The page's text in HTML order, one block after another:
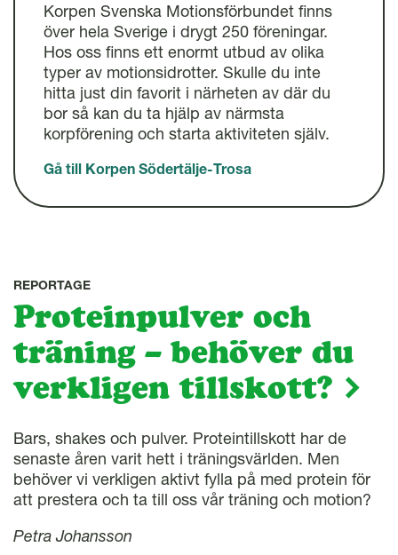
Korpen Svenska Motionsförbundet finns
över hela Sverige i drygt 250 föreningar.
Hos oss finns ett enormt utbud av olika
typer av motionsidrotter. Skulle du inte
hitta just din favorit i närheten av där du
bor så kan du ta hjälp av närmsta
korpförening och starta aktiviteten själv.
Gå till Korpen Södertälje-Trosa
REPORTAGE
Proteinpulver och
träning – behöver du
verkligen tillskott?
Bars, shakes och pulver. Proteintillskott har de
senaste åren varit hett i träningsvärlden. Men
behöver vi verkligen aktivt fylla på med protein för
att prestera och ta till oss vår träning och motion?
Petra Johansson